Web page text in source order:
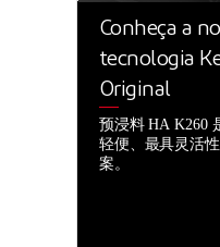
Conheça a
tecnologia
Original
预浸料 HA K260
轻便、最具灵活
案。